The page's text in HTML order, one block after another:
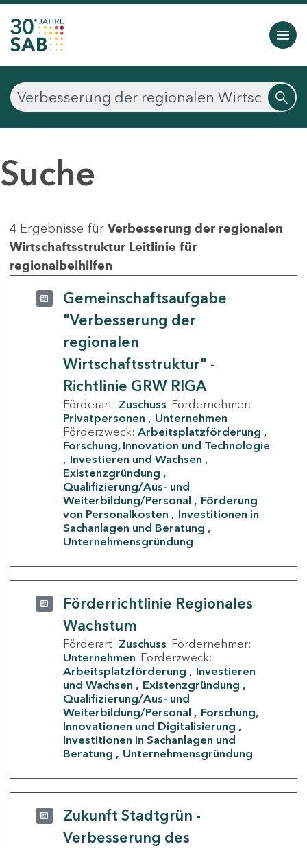
Suche
4 Ergebnisse für Verbesserung der regionalen
Wirtschaftsstruktur Leitlinie für
regionalbeihilfen
Gemeinschaftsaufgabe
"Verbesserung der
regionalen
Wirtschaftsstruktur" -
Richtlinie GRW RIGA
Förderart: Zuschuss Fördernehmer:
Privatpersonen
Unternehmen
Förderzweck: Arbeitsplatzförderung
Forschung, Innovation und Technologie
Investieren und Wachsen
Existenzgründung
Qualifizierung/Aus- und
Weiterbildung/Personal
Förderung
von Personalkosten
Investitionen in
Sachanlagen und Beratung
Unternehmensgründung
Förderrichtlinie Regionales
Wachstum
Förderart: Zuschuss Fördernehmer:
Unternehmen Förderzweck:
Arbeitsplatzförderung
Investieren
und Wachsen
Existenzgründung
Qualifizierung/Aus- und
Weiterbildung/Personal
Forschung,
Innovationen und Digitalisierung
Investitionen in Sachanlagen und
Beratung
Unternehmensgründung
Zukunft Stadtgrün -
Verbesserung des